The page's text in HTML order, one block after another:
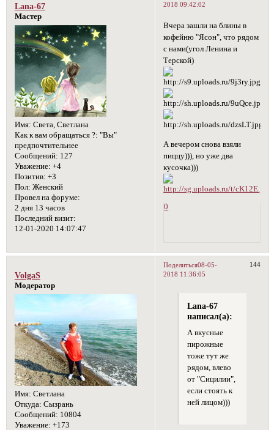
2018 09:42:02
Lana-67
Мастер
Имя: Света, Светлана
Как к вам обращаться ?: "Вы"
предпочтительнее
Сообщений: 127
Уважение: +4
Позитив: +3
Пол: Женский
Провел на форуме:
2 дня 13 часов
Последний визит:
12-01-2020 14:07:47
Вчера зашли на блины в
кофейню "Ясон", что рядом
с нами(угол Ленина и
Терской)
А вечером снова взяли
пиццу))), но уже два
кусочка)))
0
Поделиться 144
08-05-
2018 11:36:05
VolgaS
Модератор
Имя: Светлана
Откуда: Сызрань
Сообщений: 10804
Уважение: +173
Lana-67
написал(а):
А вкусные
пирожные
тоже тут же
рядом, влево
от "Сицилии",
если стоять к
ней лицом)))